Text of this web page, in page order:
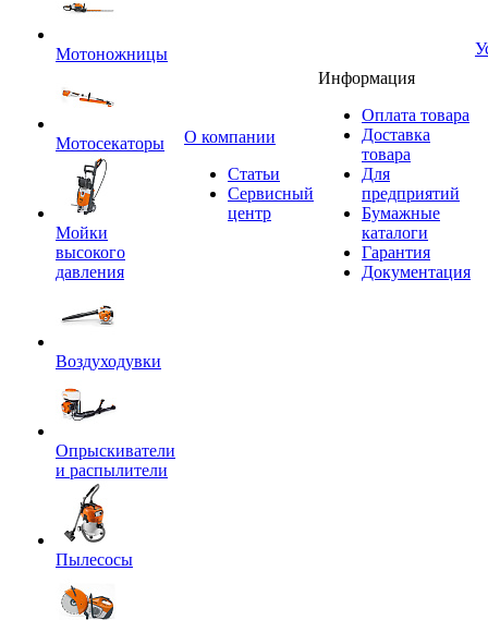
Мотоножницы
Мотосекаторы
Мойки
высокого
давления
Воздуходувки
Опрыскиватели
и распылители
Пылесосы
O компании
Статьи
Сервисный
центр
Информация
Оплата товара
Доставка
товара
Для
предприятий
Бумажные
каталоги
Гарантия
Документация